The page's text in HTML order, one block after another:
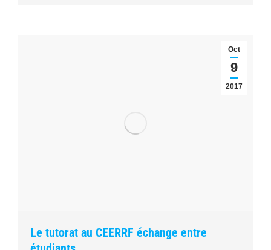
Oct
9
2017
Le tutorat au CEERRF échange entre